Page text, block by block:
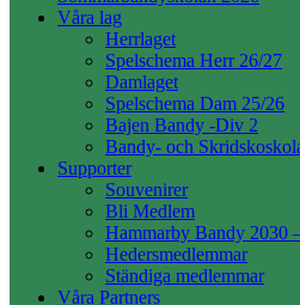
Våra lag
Herrlaget
Spelschema Herr 26/27
Damlaget
Spelschema Dam 25/26
Bajen Bandy -Div 2
Bandy- och
Supporter
Souvenirer
Bli Medlem
Hammarby Bandy 2030
Hedersmedlemmar
Ständiga medlemmar
Våra Partners